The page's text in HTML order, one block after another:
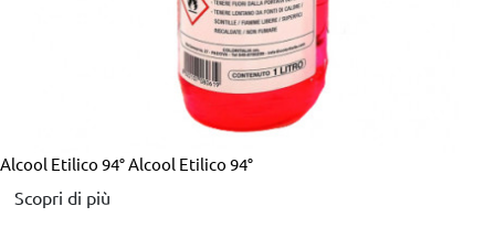
Alcool Etilico 94°Alcool Etilico 94°
Scopri di più